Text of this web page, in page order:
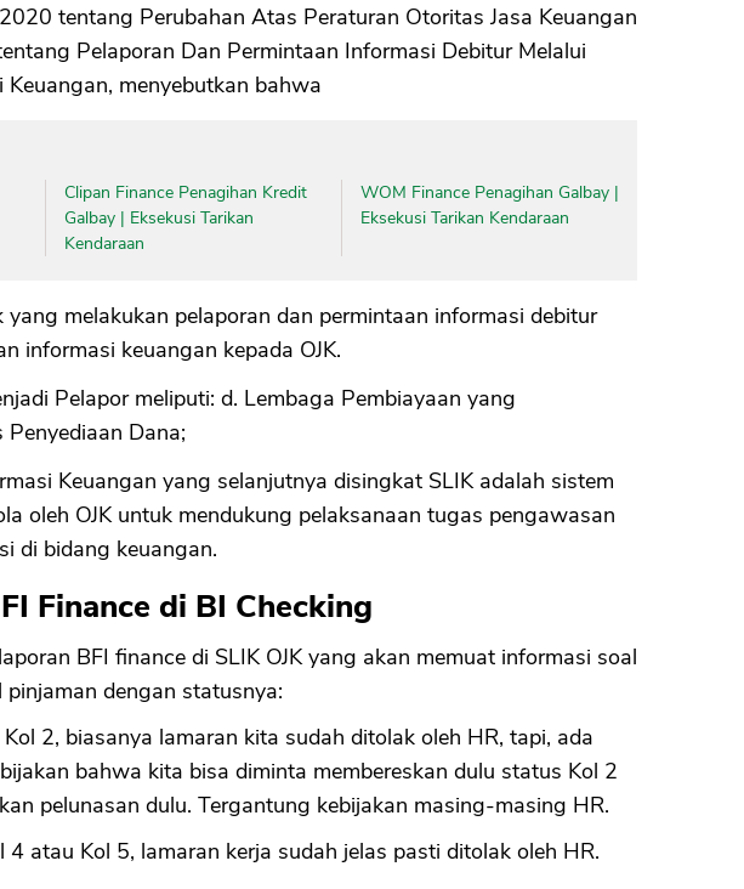
tentang Perubahan Atas Peraturan Otoritas Jasa Keuangan
Pelaporan Dan Permintaan Informasi Debitur Melalui
menyebutkan bahwa
Clipan Finance Penagihan Kredit
Galbay | Eksekusi Tarikan
Kendaraan
WOM Finance Penagihan Galbay |
Eksekusi Tarikan Kendaraan
yang melakukan pelaporan dan permintaan informasi debitur
informasi keuangan kepada OJK.
Pelapor meliputi: d. Lembaga Pembiayaan yang
Dana;
Keuangan yang selanjutnya disingkat SLIK adalah sistem
oleh OJK untuk mendukung pelaksanaan tugas pengawasan
di bidang keuangan.
Finance di BI Checking
BFI finance di SLIK OJK yang akan memuat informasi soal
dengan statusnya:
2, biasanya lamaran kita sudah ditolak oleh HR, tapi, ada
bahwa kita bisa diminta membereskan dulu status Kol 2
pelunasan dulu. Tergantung kebijakan masing-masing HR.
4 atau Kol 5, lamaran kerja sudah jelas pasti ditolak oleh HR.